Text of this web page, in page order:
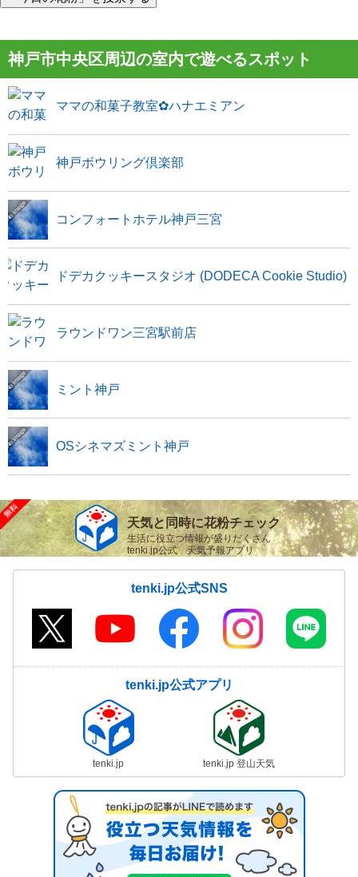
神戸市中央区周辺の室内で遊べるスポット
ママの和菓子教室✿ハナエミアン
神戸ボウリング倶楽部
コンフォートホテル神戸三宮
ドデカクッキースタジオ (DODECA Cookie Studio)
ラウンドワン三宮駅前店
ミント神戸
OSシネマズミント神戸
天気と同時に花粉チェック
生活に役立つ情報が盛りだくさん
tenki.jp公式 天気予報アプリ
tenki.jp公式SNS
tenki.jp公式アプリ
tenki.jp tenki.jp 登山天気